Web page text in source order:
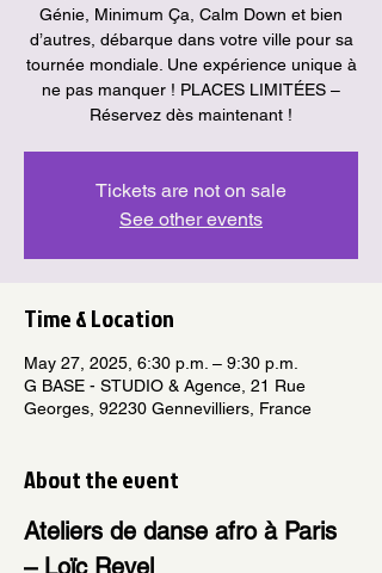
Génie, Minimum Ça, Calm Down et bien
d’autres, débarque dans votre ville pour sa
tournée mondiale. Une expérience unique à
ne pas manquer ! PLACES LIMITÉES –
Réservez dès maintenant !
Tickets are not on sale
See other events
Time & Location
May 27, 2025, 6:30 p.m. – 9:30 p.m.
G BASE - STUDIO & Agence, 21 Rue
Georges, 92230 Gennevilliers, France
About the event
Ateliers de danse afro à Paris
– Loïc Reyel